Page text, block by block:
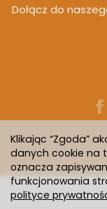
Dołącz do
Klikając “Zgoda”
danych cookie na
oznacza
funkcjonowania
polityce